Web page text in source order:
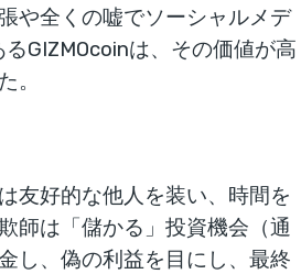
や全くの嘘でソーシャルメデ
GIZMOcoinは、その価値が高
。
友好的な他人を装い、時間を
師は「儲かる」投資機会（通
し、偽の利益を目にし、最終